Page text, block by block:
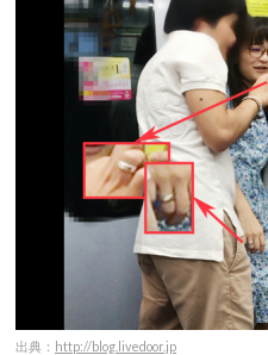
出典： http://blog.livedoor.jp